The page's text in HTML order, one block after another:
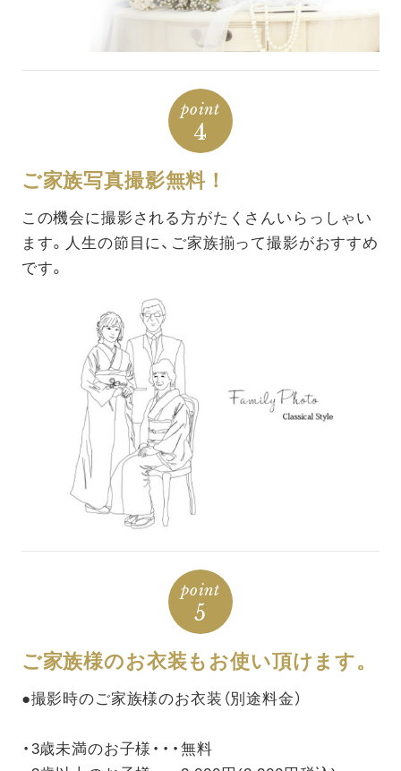
point
4
ご家族写真撮影無料！
この機会に撮影される方がたくさんいらっしゃい
ます。人生の節目に、ご家族揃って撮影がおすすめ
です。
point
5
ご家族様のお衣装もお使い頂けます。
●撮影時のご家族様のお衣装（別途料金）
・3歳未満のお子様・・・無料